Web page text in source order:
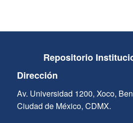
Repositorio
Dirección
Av. Universidad 1200, Xoco,
Ciudad de México, CDMX.